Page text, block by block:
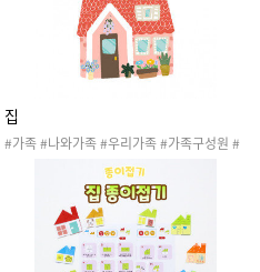
집
#가족 #나와가족 #우리가족 #가족구성원 #
집 #우리집 #거실 #방 #베란다 #주방 #아파
트 #빌라 #주택